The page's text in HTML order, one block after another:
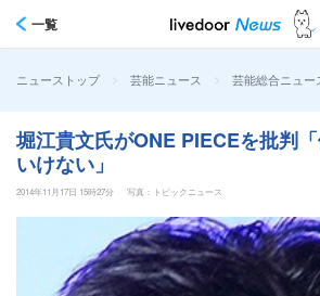
一覧
ニューストップ > 芸能ニュース > 芸能総合ニュー
堀江貴文氏がONE PIECEを批判
いけない」
2014年11月17日 15時27分
写真：トピックニュース